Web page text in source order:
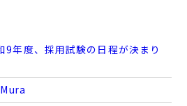
9年度、採用試験の日程が決まり